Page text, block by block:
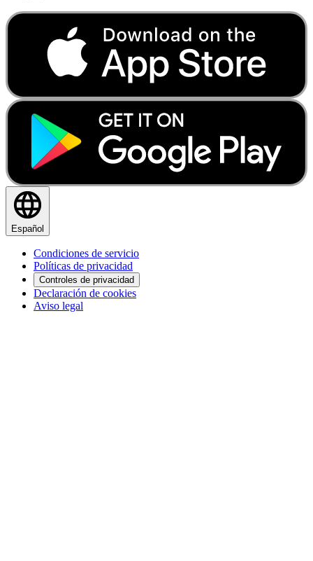
Español
Condiciones de servicio
Políticas de privacidad
Controles de privacidad
Declaración de cookies
Aviso legal